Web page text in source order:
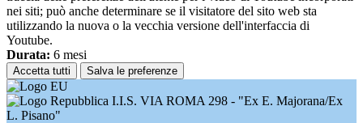
nei siti; può anche determinare se il visitatore del sito web sta
utilizzando la nuova o la vecchia versione dell'interfaccia di
Youtube.
Durata: 6 mesi
Accetta tutti Salva le preferenze
I.I.S. VIA ROMA 298 - "Ex E. Majorana/Ex
L. Pisano"